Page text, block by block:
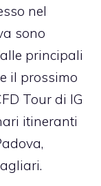
nel
sono
principali
il prossimo
Tour di IG
itineranti